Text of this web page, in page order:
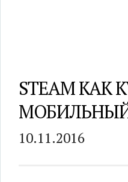
STEAM КАК
10.11.2016